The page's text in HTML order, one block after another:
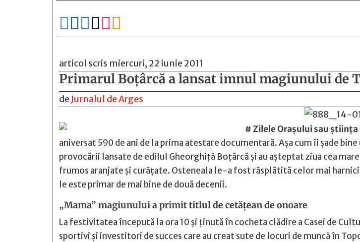

articol scris miercuri, 22 iunie 2011
Primarul Boţârcă a lansat imnul magiunului de
de Jurnalul de Arges
# Zilele Oraşului sau
aniversat 590 de ani de la prima atestare documentară. Aşa cum îi şade
provocării lansate de edilul Gheorghiţă Boţârcă şi au aşteptat ziua cea
frumos aranjate şi curăţate. Osteneala le-a fost răsplătită celor mai
le este primar de mai bine de două decenii.
„Mama” magiunului a primit titlul de cetăţean de onoare
La festivitatea începută la ora 10 şi ţinută în cocheta clădire a Casei de
sportivi şi investitori de succes care au creat sute de locuri de muncă în